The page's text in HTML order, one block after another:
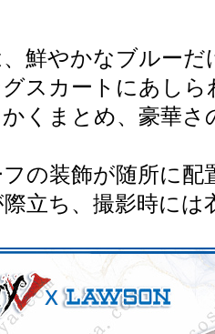
鮮やかなブルー
スカートにあし
くまとめ、豪華
の装飾が随所に
立ち、撮影時には